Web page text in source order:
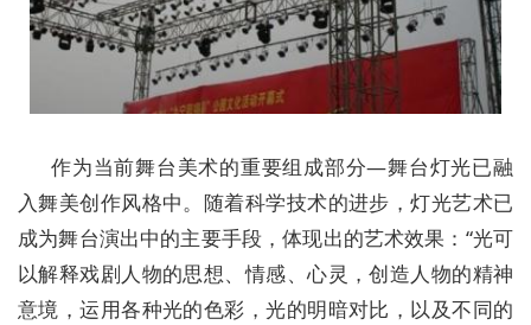
作为当前舞台美术的重要组成部分—舞台灯光已融
入舞美创作风格中。随着科学技术的进步，灯光艺术已
成为舞台演出中的主要手段，体现出的艺术效果：“光可
以解释戏剧人物的思想、情感、心灵，创造人物的精神
意境，运用各种光的色彩，光的明暗对比，以及不同的